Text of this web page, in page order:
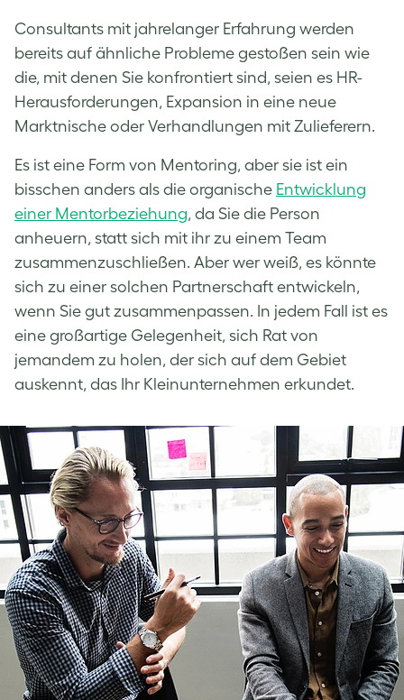
Consultants mit jahrelanger Erfahrung werden
bereits auf ähnliche Probleme gestoßen sein wie
die, mit denen Sie konfrontiert sind, seien es HR-
Herausforderungen, Expansion in eine neue
Marktnische oder Verhandlungen mit Zulieferern.
Es ist eine Form von Mentoring, aber sie ist ein
bisschen anders als die organische Entwicklung
einer Mentorbeziehung, da Sie die Person
anheuern, statt sich mit ihr zu einem Team
zusammenzuschließen. Aber wer weiß, es könnte
sich zu einer solchen Partnerschaft entwickeln,
wenn Sie gut zusammenpassen. In jedem Fall ist es
eine großartige Gelegenheit, sich Rat von
jemandem zu holen, der sich auf dem Gebiet
auskennt, das Ihr Kleinunternehmen erkundet.